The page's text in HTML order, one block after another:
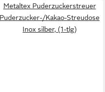
Metaltex Puderzuckerstreuer
Puderzucker-/Kakao-Streudose
Inox silber, (1-tlg)